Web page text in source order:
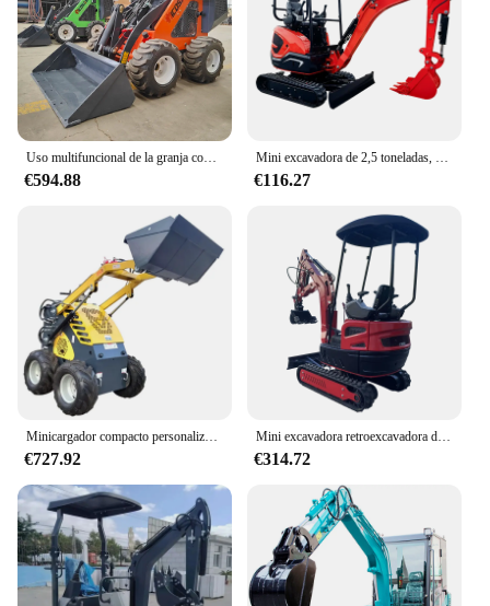
inspected to meet the highest standards. With the
Excavadora, you are investing in a tool that not only
meets your needs but also stands the test of time.
Uso multifuncional de la granja con ruedas EPA del minicargador barato modificado para requisitos particulares
€594.88
Mini excavadora de 2,5 toneladas, herramientas de jardín, excavadora 2 T, maquinaria agrícola, equipo agrícola, personalización de excavadoras
€116.27
Minicargador compacto personalizado de alta calidad, maquinaria agrícola de 300kg, minicargador de granja de huerto con accesorios
€727.92
Mini excavadora retroexcavadora de 1,5 toneladas, máquina de excavación pequeña con motor fuerte, precio personalizado, uso agrícola, nueva
€314.72